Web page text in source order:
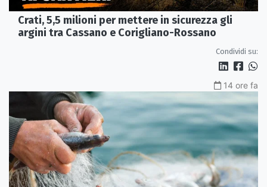
Crati, 5,5 milioni per mettere in sicurezza gli
argini tra Cassano e Corigliano-Rossano
Condividi su:
14 ore fa